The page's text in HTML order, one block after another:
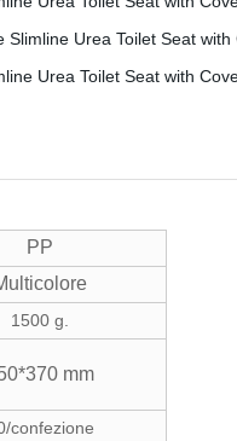
PP
1500 g.
mm
confezione